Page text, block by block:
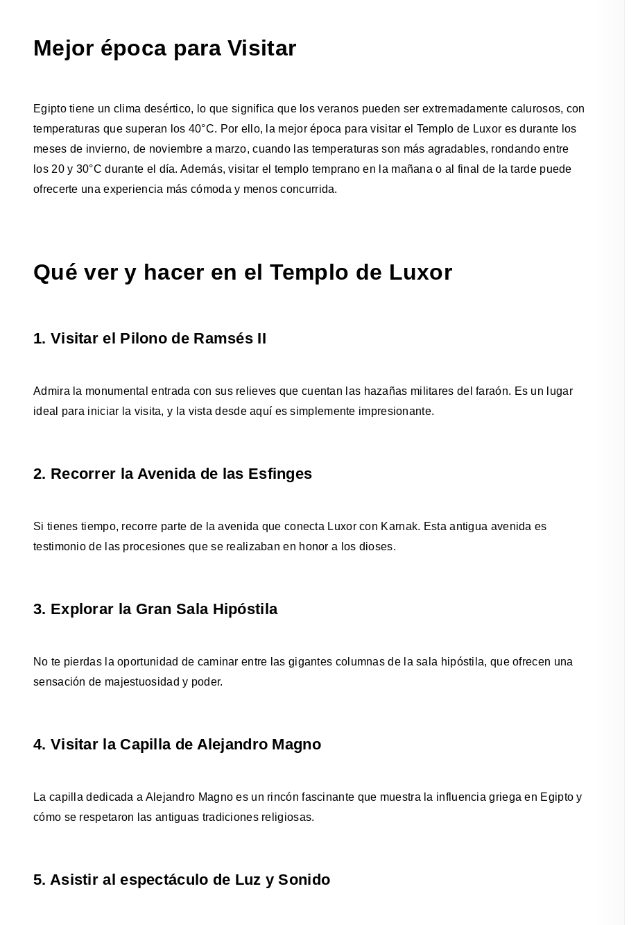
Mejor época para Visitar
Egipto tiene un clima desértico, lo que significa que los veranos pueden ser extremadamente calurosos, con
temperaturas que superan los 40°C. Por ello, la mejor época para visitar el Templo de Luxor es durante los
meses de invierno, de noviembre a marzo, cuando las temperaturas son más agradables, rondando entre
los 20 y 30°C durante el día. Además, visitar el templo temprano en la mañana o al final de la tarde puede
ofrecerte una experiencia más cómoda y menos concurrida.
Qué ver y hacer en el Templo de Luxor
1. Visitar el Pilono de Ramsés II
Admira la monumental entrada con sus relieves que cuentan las hazañas militares del faraón. Es un lugar
ideal para iniciar la visita, y la vista desde aquí es simplemente impresionante.
2. Recorrer la Avenida de las Esfinges
Si tienes tiempo, recorre parte de la avenida que conecta Luxor con Karnak. Esta antigua avenida es
testimonio de las procesiones que se realizaban en honor a los dioses.
3. Explorar la Gran Sala Hipóstila
No te pierdas la oportunidad de caminar entre las gigantes columnas de la sala hipóstila, que ofrecen una
sensación de majestuosidad y poder.
4. Visitar la Capilla de Alejandro Magno
La capilla dedicada a Alejandro Magno es un rincón fascinante que muestra la influencia griega en Egipto y
cómo se respetaron las antiguas tradiciones religiosas.
5. Asistir al espectáculo de Luz y Sonido